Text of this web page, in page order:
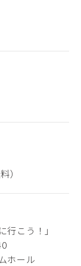
）
こう！」
ホール